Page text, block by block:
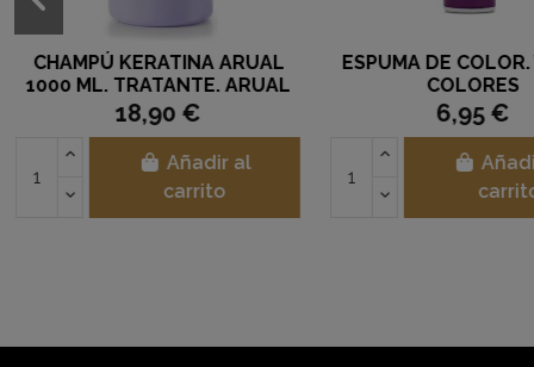
ICE GEL
9,03 €12,90 €
Añadir al
carrito
CHAMPÚ
VALQUER, 400
14,50 €